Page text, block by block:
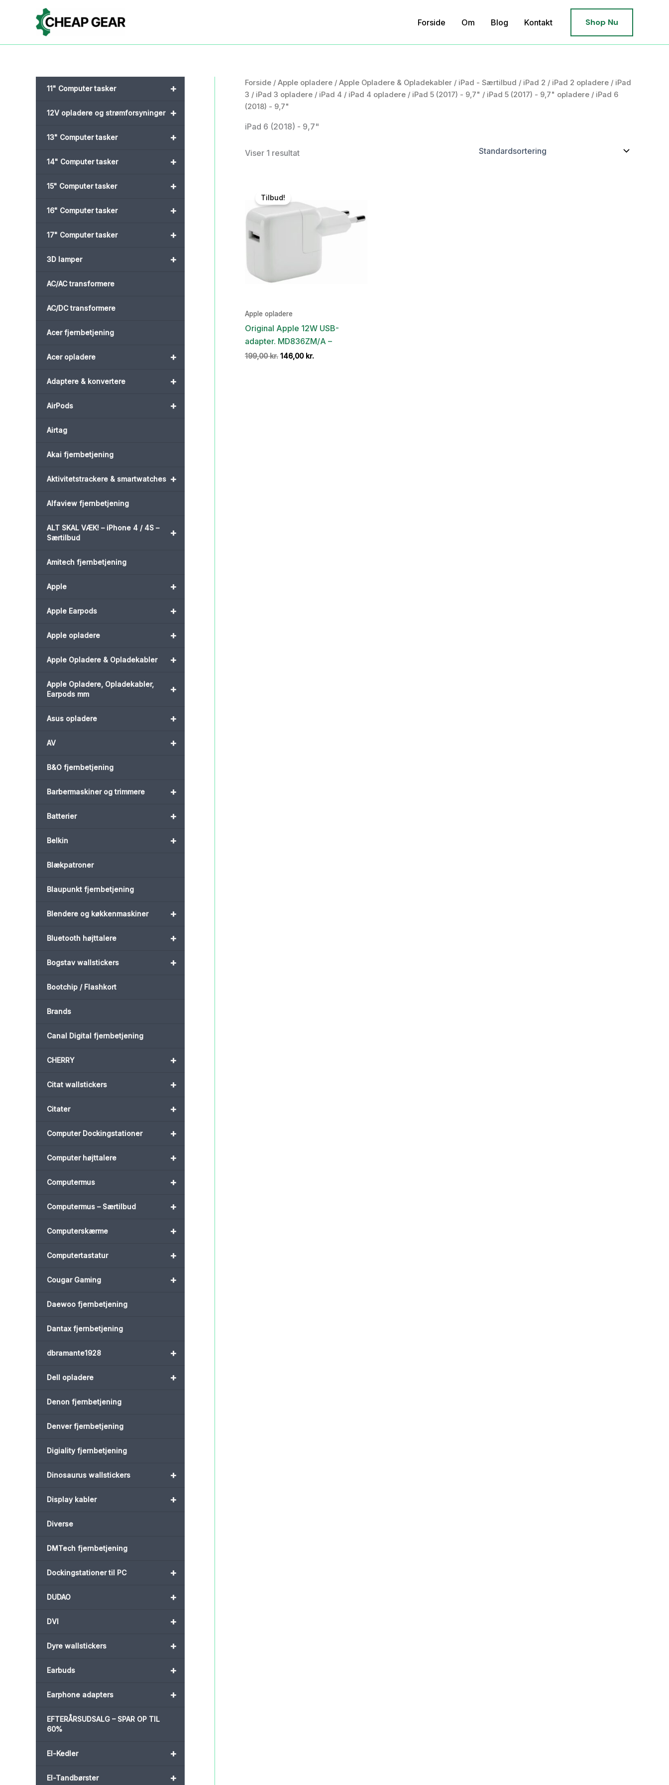
Forside Om Blog Kontakt Shop Nu
+
11" Computer tasker
+
12V opladere og strømforsyninger
+
13" Computer tasker
+
14" Computer tasker
+
15" Computer tasker
+
16" Computer tasker
+
17" Computer tasker
+
3D lamper
AC/AC transformere
AC/DC transformere
Acer fjernbetjening
+
Acer opladere
+
Adaptere & konvertere
+
AirPods
Airtag
Akai fjernbetjening
+
Aktivitetstrackere & smartwatches
Alfaview fjernbetjening
+
ALT SKAL VÆK! – iPhone 4 / 4S –
Særtilbud
Amitech fjernbetjening
+
Apple
+
Apple Earpods
+
Apple opladere
+
Apple Opladere & Opladekabler
+
Apple Opladere, Opladekabler,
Earpods mm
+
Asus opladere
+
AV
B&O fjernbetjening
+
Barbermaskiner og trimmere
+
Batterier
+
Belkin
Blækpatroner
Blaupunkt fjernbetjening
+
Blendere og køkkenmaskiner
+
Bluetooth højttalere
+
Bogstav wallstickers
Bootchip / Flashkort
Brands
Canal Digital fjernbetjening
+
CHERRY
+
Citat wallstickers
+
Citater
+
Computer Dockingstationer
+
Computer højttalere
+
Computermus
+
Computermus – Særtilbud
+
Computerskærme
+
Computertastatur
+
Cougar Gaming
Daewoo fjernbetjening
Dantax fjernbetjening
+
dbramante1928
+
Dell opladere
Denon fjernbetjening
Denver fjernbetjening
Digiality fjernbetjening
+
Dinosaurus wallstickers
+
Display kabler
Diverse
DMTech fjernbetjening
+
Dockingstationer til PC
+
DUDAO
+
DVI
+
Dyre wallstickers
+
Earbuds
+
Earphone adapters
EFTERÅRSUDSALG – SPAR OP TIL
60%
+
El-Kedler
+
El-Tandbørster
Forside / Apple opladere / Apple Opladere & Opladekabler / iPad - Særtilbud / iPad 2 / iPad 2 opladere / iPad
3 / iPad 3 opladere / iPad 4 / iPad 4 opladere / iPad 5 (2017) - 9,7" / iPad 5 (2017) - 9,7" opladere / iPad 6
(2018) - 9,7"
iPad 6 (2018) - 9,7"
Viser 1 resultat
Tilbud!
Apple opladere
Original Apple 12W USB-
adapter. MD836ZM/A –
199,00kr. Den
146,00 kr.